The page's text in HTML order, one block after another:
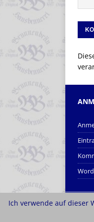
Ich verwende auf dieser